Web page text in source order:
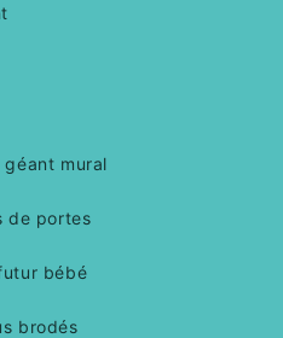
géant mural
de portes
bébé
brodés